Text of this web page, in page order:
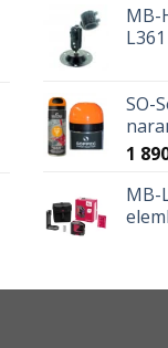
MB-
L361
SO-
1
MB-